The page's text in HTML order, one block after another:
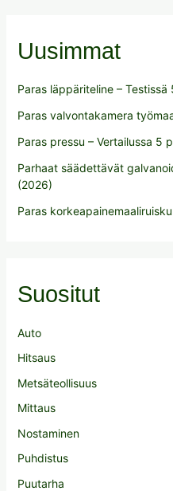
Uusimmat
Paras läppäriteline –
Paras valvontakamera
Paras pressu – Vertailussa 5
Parhaat säädettävät
(2026)
Paras
Suositut
Auto
Hitsaus
Metsäteollisuus
Mittaus
Nostaminen
Puhdistus
Puutarha